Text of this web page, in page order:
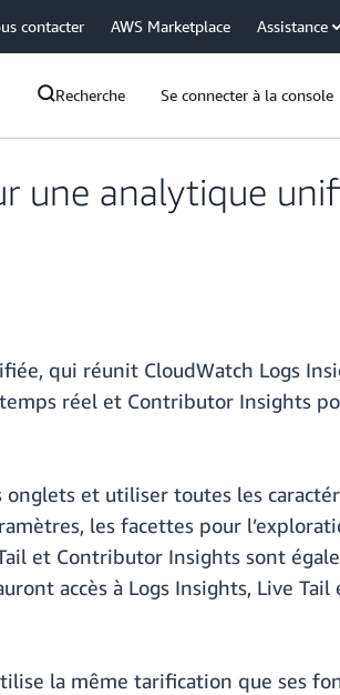
contacter AWS Marketplace Assistance
Recherche Se connecter à la console
une analytique
qui réunit CloudWatch Logs
réel et Contributor Insights
et utiliser toutes les
les facettes pour
et Contributor Insights sont
accès à Logs Insights, Live
la même tarification que ses